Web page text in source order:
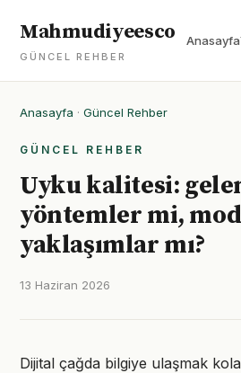
Mahmudiyeesco
GÜNCEL REHBER
Anasayfa
Anasayfa · Güncel Rehber
GÜNCEL REHBER
Uyku kalitesi:
yöntemler mi,
yaklaşımlar mı?
13 Haziran 2026
Dijital çağda bilgiye ulaşmak